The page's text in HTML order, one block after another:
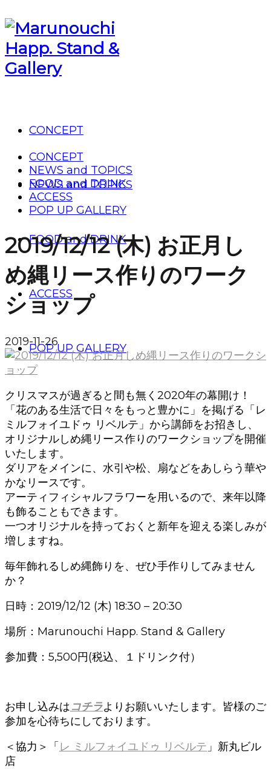
CONCEPT
NEWS and TOPICS
FOOD and DRINK
ACCESS
POP UP GALLERY
CONCEPT
NEWS and TOPICS
FOOD and DRINK
ACCESS
POP UP GALLERY
2019/12/12 (木) お正月し
め縄リース作りのワーク
ショップ
2019-11-26
クリスマスが過ぎると間も無く2020年の幕開け！
「花のある生活で日々をもっと豊かに」を掲げる「レ
ミルフォイユドゥ リベルテ」から講師をお招きし、
オリジナルしめ縄リース作りのワークショップを開催
いたします。
ダリアをメインに、水引や松、扇などをあしらう華や
かなリースです。
アーティフィシャルフラワーを用いるので、来年以降
も飾ることもできます。
一つオリジナルを持っておくと新年を迎える楽しみが
増しますね。
毎年飾れるしめ縄飾りを、ぜひ手作りしてみません
か？
日時：2019/12/12 (木) 18:30 – 20:30
場所： Marunouchi Happ. Stand & Gallery
参加費：5,500円(税込、１ドリンク付）
お申し込みはコチラよりお願いいたします。皆様のご
参加を心待ちにしております。
＜協力＞「 レ ミルフォイユドゥ リベルテ 」新丸ビル
店